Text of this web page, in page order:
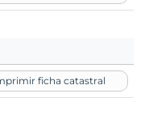
ficha catastral